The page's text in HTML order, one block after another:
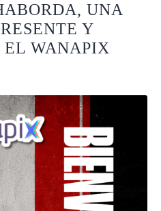
UNA
Y
EL WANAPIX